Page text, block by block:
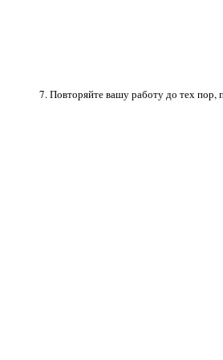
7. Повторяйте вашу работу до тех пор,